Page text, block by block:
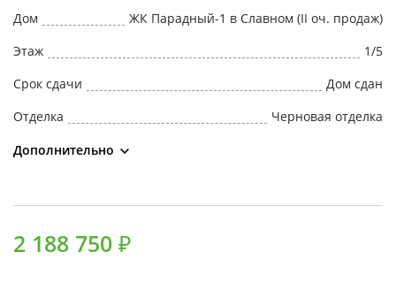
Офис продаж
Работа
Дом
ЖК Парадный-1 в Славном (II оч. продаж)
Этаж
1/5
Срок сдачи
Дом сдан
Отделка
Черновая отделка
Дополнительно
2 188 750 ₽